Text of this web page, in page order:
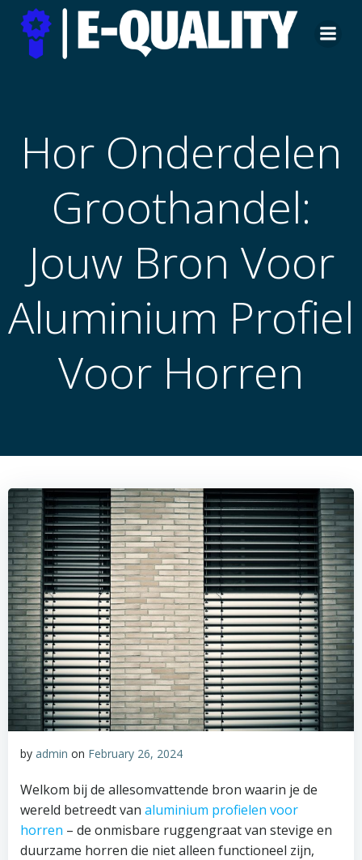
Skip
to
content
Hor Onderdelen
Groothandel:
Jouw Bron Voor
Aluminium Profiel
Voor Horren
by admin on February 26, 2024
Welkom bij de allesomvattende bron waarin je de
wereld betreedt van aluminium profielen voor
horren – de onmisbare ruggengraat van stevige en
duurzame horren die niet alleen functioneel zijn,